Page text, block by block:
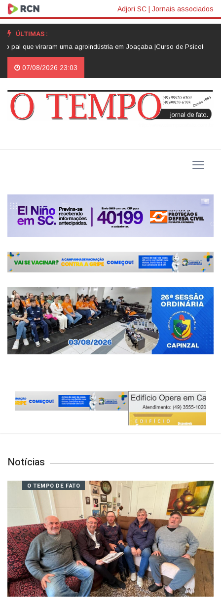
Adjori SC | Jornais associados
ÚLTIMAS :
uma agroindústria em Joaçaba | Curso de Psicologia da
07/08/2026 23:03
Notícias
O TEMPO DE FATO